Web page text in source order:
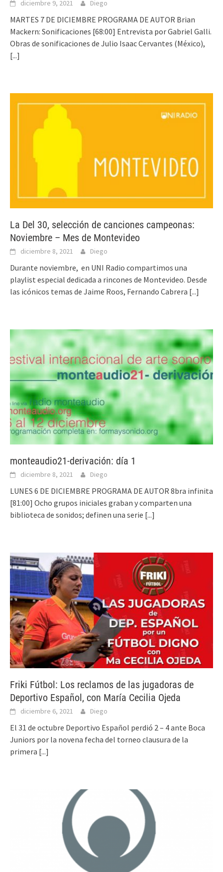
diciembre 9, 2021 Diego
MARTES 7 DE DICIEMBRE PROGRAMA DE AUTOR Brian
Mackern: Sonificaciones [68:00] Entrevista por Gabriel Galli.
Obras de sonificaciones de Julio Isaac Cervantes (México),
[...]
La Del 30, selección de canciones campeonas:
Noviembre – Mes de Montevideo
diciembre 8, 2021 Diego
Durante noviembre, en UNI Radio compartimos una
playlist especial dedicada a rincones de Montevideo. Desde
las icónicos temas de Jaime Roos, Fernando Cabrera [...]
monteaudio21-derivación: día 1
diciembre 8, 2021 Diego
LUNES 6 DE DICIEMBRE PROGRAMA DE AUTOR 8bra infinita
[81:00] Ocho grupos iniciales graban y comparten una
biblioteca de sonidos; definen una serie [...]
Friki Fútbol: Los reclamos de las jugadoras de
Deportivo Español, con María Cecilia Ojeda
diciembre 6, 2021 Diego
El 31 de octubre Deportivo Español perdió 2 – 4 ante Boca
Juniors por la novena fecha del torneo clausura de la
primera [...]